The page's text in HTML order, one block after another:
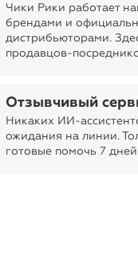
Чики Рики работает
брендами и
дистрибьюторами.
продавцов-
Отзывчивый
Никаких ИИ-
ожидания на линии.
готовые помочь 7